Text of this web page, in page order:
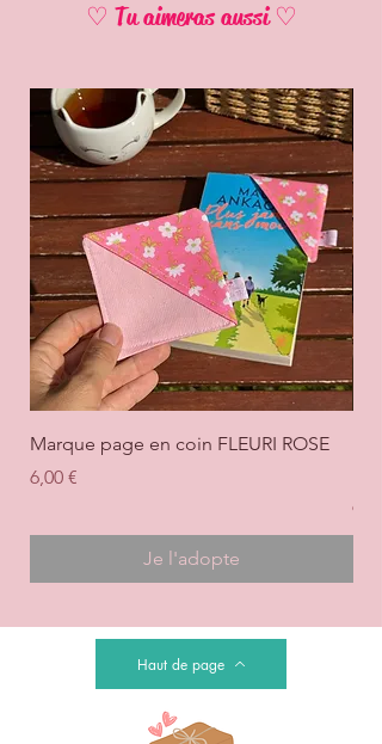
♡ Tu aimeras aussi ♡
Marque page en coin FLEURI ROSE
Prix
6,00 €
Je l'adopte
Prix
6,00
Haut de page